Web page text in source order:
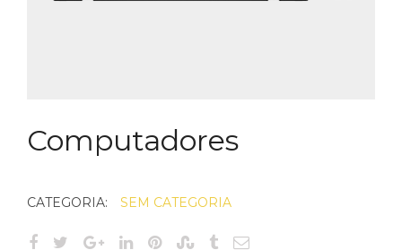
Computadores
CATEGORIA: SEM CATEGORIA